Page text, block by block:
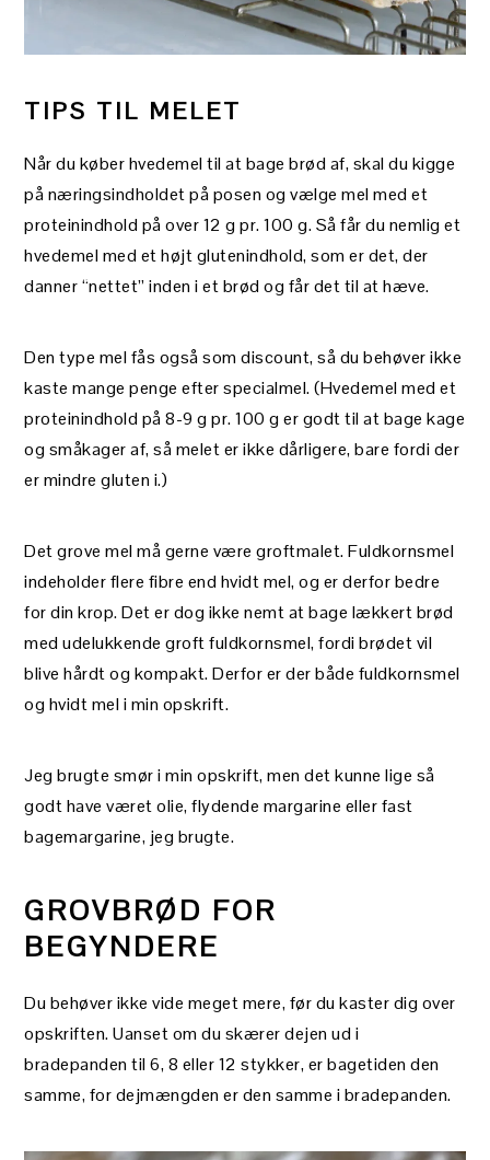
TIPS TIL MELET
Når du køber hvedemel til at bage brød af, skal du kigge
på næringsindholdet på posen og vælge mel med et
proteinindhold på over 12 g pr. 100 g. Så får du nemlig et
hvedemel med et højt glutenindhold, som er det, der
danner “nettet” inden i et brød og får det til at hæve.
Den type mel fås også som discount, så du behøver ikke
kaste mange penge efter specialmel. (Hvedemel med et
proteinindhold på 8-9 g pr. 100 g er godt til at bage kage
og småkager af, så melet er ikke dårligere, bare fordi der
er mindre gluten i.)
Det grove mel må gerne være groftmalet. Fuldkornsmel
indeholder flere fibre end hvidt mel, og er derfor bedre
for din krop. Det er dog ikke nemt at bage lækkert brød
med udelukkende groft fuldkornsmel, fordi brødet vil
blive hårdt og kompakt. Derfor er der både fuldkornsmel
og hvidt mel i min opskrift.
Jeg brugte smør i min opskrift, men det kunne lige så
godt have været olie, flydende margarine eller fast
bagemargarine, jeg brugte.
GROVBRØD FOR
BEGYNDERE
Du behøver ikke vide meget mere, før du kaster dig over
opskriften. Uanset om du skærer dejen ud i
bradepanden til 6, 8 eller 12 stykker, er bagetiden den
samme, for dejmængden er den samme i bradepanden.